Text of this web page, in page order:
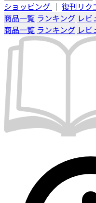
ショッピング ｜ 復刊リク
商品一覧 ランキング レビ
商品一覧 ランキング レビ